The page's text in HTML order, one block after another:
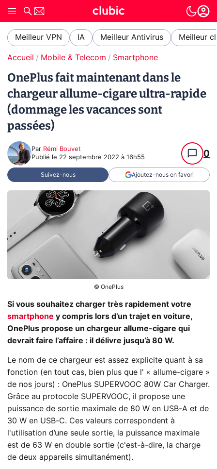
Meilleur VPN IA Meilleur Antivirus Meilleur
Accueil Mobile & Telecom Smartphone
OnePlus fait maintenant dans le
chargeur allume-cigare ultra-rapide
(dommage les vacances sont
passées)
Par Rémi Bouvet
Publié le 22 septembre 2022 à 16h55 0
Suivez-nous Ajoutez-nous en favori
© OnePlus
Si vous souhaitez charger très rapidement votre
smartphone y compris lors d’un trajet en voiture,
OnePlus propose un chargeur allume-cigare qui
devrait faire l’affaire : il délivre jusqu’à 80 W.
Le nom de ce chargeur est assez explicite quant à sa
fonction (en tout cas, bien plus que l' « allume-cigare »
de nos jours) : OnePlus SUPERVOOC 80W Car Charger.
Grâce au protocole SUPERVOOC, il propose une
puissance de sortie maximale de 80 W en USB-A et de
30 W en USB-C. Ces valeurs correspondent à
l'utilisation d’une seule sortie, la puissance maximale
est de 63 W en double sortie (c'est-à-dire, la charge
de deux appareils simultanément).